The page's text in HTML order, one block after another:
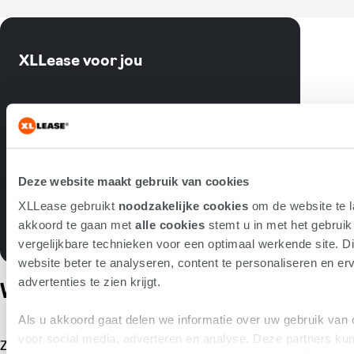
Deze website maakt gebruik van cookies
XLLease gebruikt noodzakelijke cookies om de website te
akkoord te gaan met alle cookies stemt u in met het
vergelijkbare technieken voor een optimaal werkende site.
website beter te analyseren, content te personaliseren en
advertenties te zien krijgt.
Als u akkoord gaat delen we informatie over uw gebruik
voor social media, adverteren en analyse. Deze partners
Wij zijn XLLease
Zorgeloos rijden in een Alpine? Dat regelen we voor je. Eén
XLLease voor jou
Meer over XLLease